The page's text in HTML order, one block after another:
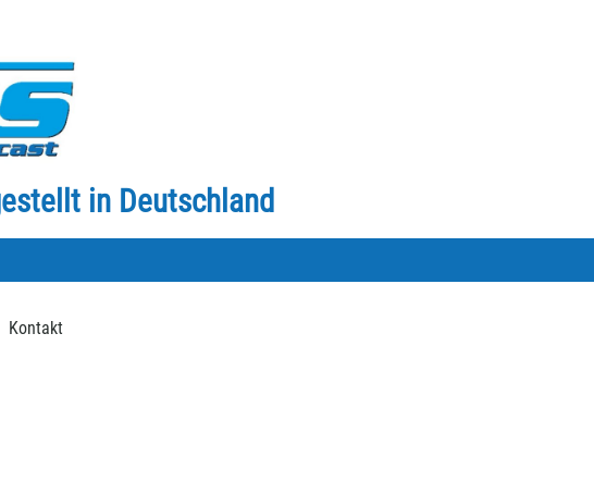
in Deutschland
Kontakt